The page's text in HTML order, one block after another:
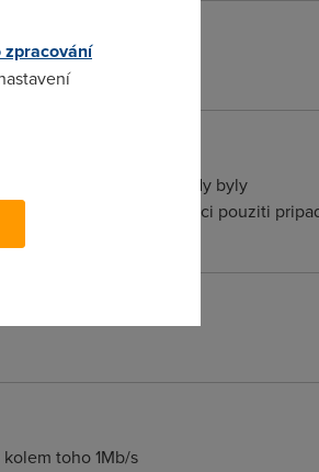
vsechny downloady byly
se sitovkou mi pro domaci pouziti
toho 1Mb/s
zpracování